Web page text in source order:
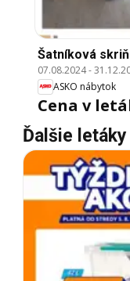
Šatníková
07.08.2024-
ASKO nábytok
Cena v
Ďalšie